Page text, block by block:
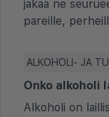
jakaa ne
pareille,
ALKOHOLI- JA
Onko alkoholi
Alkoholi on